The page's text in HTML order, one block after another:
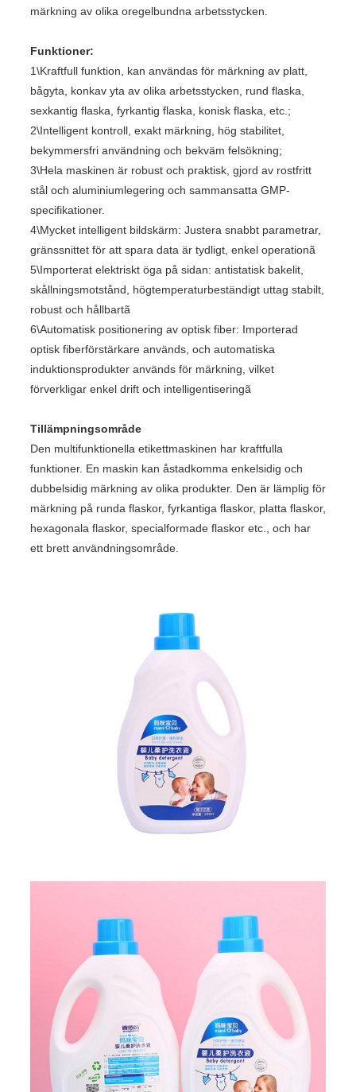
märkning av olika oregelbundna arbetsstycken.
Funktioner:
1\Kraftfull funktion, kan användas för märkning av platt,
bågyta, konkav yta av olika arbetsstycken, rund flaska,
sexkantig flaska, fyrkantig flaska, konisk flaska, etc.;
2\Intelligent kontroll, exakt märkning, hög stabilitet,
bekymmersfri användning och bekväm felsökning;
3\Hela maskinen är robust och praktisk, gjord av rostfritt
stål och aluminiumlegering och sammansatta GMP-
specifikationer.
4\Mycket intelligent bildskärm: Justera snabbt parametrar,
gränssnittet för att spara data är tydligt, enkel operationã
5\Importerat elektriskt öga på sidan: antistatisk bakelit,
skållningsmotstånd, högtemperaturbeständigt uttag stabilt,
robust och hållbartã
6\Automatisk positionering av optisk fiber: Importerad
optisk fiberförstärkare används, och automatiska
induktionsprodukter används för märkning, vilket
förverkligar enkel drift och intelligentiseringã
Tillämpningsområde
Den multifunktionella etikettmaskinen har kraftfulla
funktioner. En maskin kan åstadkomma enkelsidig och
dubbelsidig märkning av olika produkter. Den är lämplig för
märkning på runda flaskor, fyrkantiga flaskor, platta flaskor,
hexagonala flaskor, specialformade flaskor etc., och har
ett brett användningsområde.